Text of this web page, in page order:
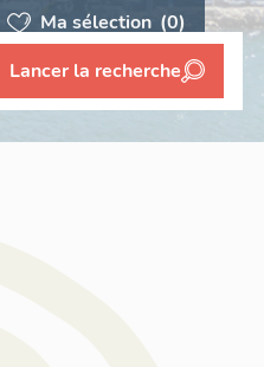
Ma sélection (0)
Lancer la recherche